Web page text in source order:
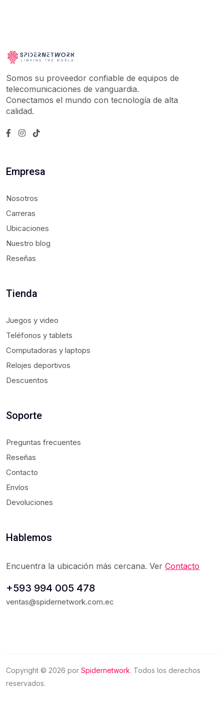
Somos su proveedor confiable de equipos de
telecomunicaciones de vanguardia.
Conectamos el mundo con tecnología de alta
calidad.
Empresa
Nosotros
Carreras
Ubicaciones
Nuestro blog
Reseñas
Tienda
Juegos y video
Teléfonos y tablets
Computadoras y laptops
Relojes deportivos
Descuentos
Soporte
Preguntas frecuentes
Reseñas
Contacto
Envíos
Devoluciones
Hablemos
Encuentra la ubicación más cercana. Ver Contacto
+593 994 005 478
ventas@spidernetwork.com.ec
Copyright © 2026 por Spidernetwork. Todos los derechos
reservados.